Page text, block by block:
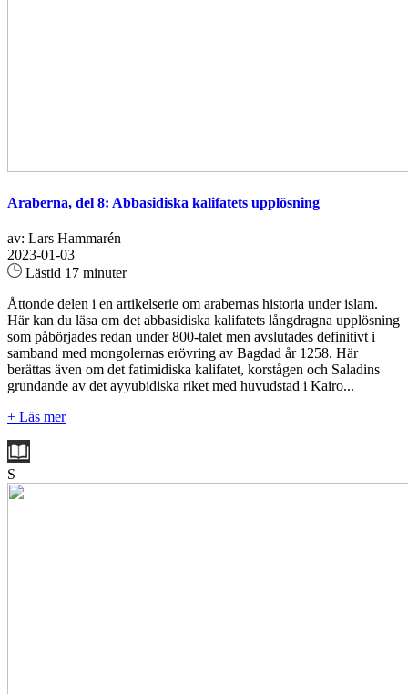
Araberna, del 8: Abbasidiska kalifatets upplösning
av: Lars Hammarén
2023-01-03
Lästid 17 minuter
Åttonde delen i en artikelserie om arabernas historia under islam.
Här kan du läsa om det abbasidiska kalifatets långdragna upplösning
som påbörjades redan under 800-talet men avslutades definitivt i
samband med mongolernas erövring av Bagdad år 1258. Här
berättas även om det fatimidiska kalifatet, korstågen och Saladins
grundande av det ayyubidiska riket med huvudstad i Kairo...
+ Läs mer
S